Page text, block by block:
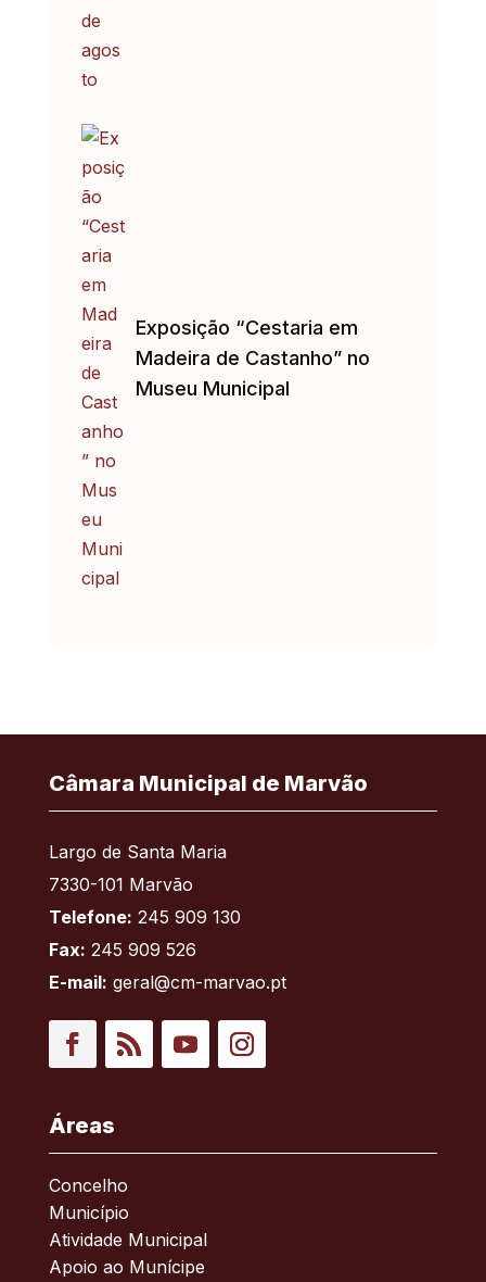
Exposição “Cestaria em
Madeira de Castanho” no
Museu Municipal
Câmara Municipal de Marvão
Largo de Santa Maria
7330-101 Marvão
Telefone: 245 909 130
Fax: 245 909 526
E-mail: geral@cm-marvao.pt
Áreas
Concelho
Município
Atividade Municipal
Apoio ao Munícipe